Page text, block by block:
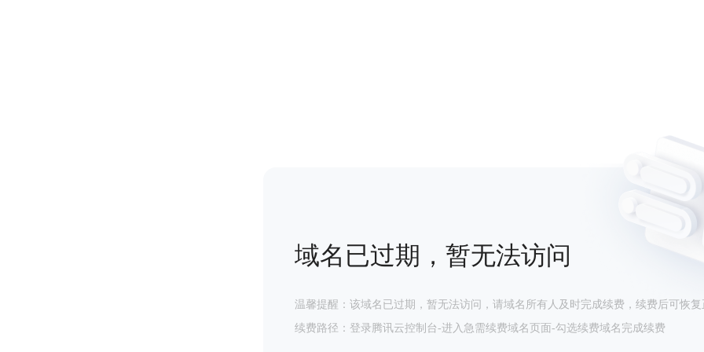
域名已过期，暂无法访问
温馨提醒：该域名已过期，暂无法访问，请域名所有人及时完成续费，续费后可恢复
续费路径：登录腾讯云控制台-进入急需续费域名页面-勾选续费域名完成续费